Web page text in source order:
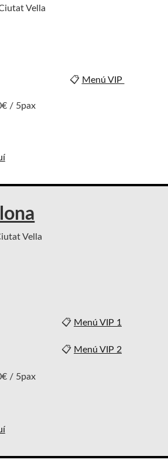
Vella
📋 Menú VIP
/ 5pax
Vella
📋 Menú VIP 1
📋 Menú VIP 2
/ 5pax